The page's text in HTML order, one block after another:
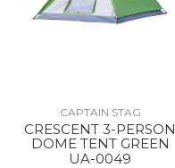
CAPTAIN STAG
CRESCENT 3-PERSON
DOME TENT GREEN
UA-0049